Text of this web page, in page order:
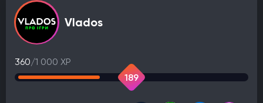
Vlados
360/1 000 XP
189